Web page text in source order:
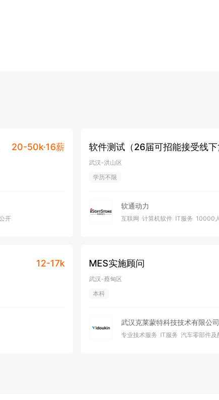
20-50k·16薪
开
软件测试（26届可招能接受线下
试）
武汉-洪山区
学历不限
软通动力
互联网 计算机软件 IT服务 10000
12-17k MES实施顾问
武汉-蔡甸区
本科
武汉克莱蒙特科技技术有限公司
专业技术服务 IT服务 汽车零部件及